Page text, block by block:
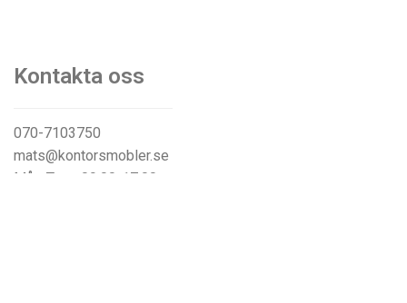
Kontakta oss
070-7103750
mats@kontorsmobler.se
Mån-Tors. 09.00-17.00